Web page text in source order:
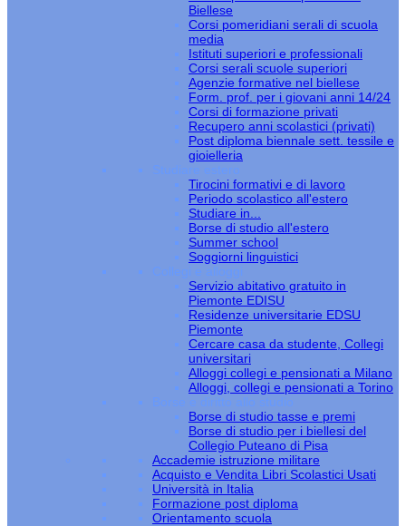
Biellese
Corsi pomeridiani serali di scuola
media
Istituti superiori e professionali
Corsi serali scuole superiori
Agenzie formative nel biellese
Form. prof. per i giovani anni 14/24
Corsi di formazione privati
Recupero anni scolastici (privati)
Post diploma biennale sett. tessile e
gioielleria
Studiare estero
Tirocini formativi e di lavoro
Periodo scolastico all'estero
Studiare in...
Borse di studio all'estero
Summer school
Soggiorni linguistici
Collegi e alloggi
Servizio abitativo gratuito in
Piemonte EDISU
Residenze universitarie EDSU
Piemonte
Cercare casa da studente, Collegi
universitari
Alloggi collegi e pensionati a Milano
Alloggi, collegi e pensionati a Torino
Borse e diritto allo studio
Borse di studio tasse e premi
Borse di studio per i biellesi del
Collegio Puteano di Pisa
Accademie istruzione militare
Acquisto e Vendita Libri Scolastici Usati
Università in Italia
Formazione post diploma
Orientamento scuola